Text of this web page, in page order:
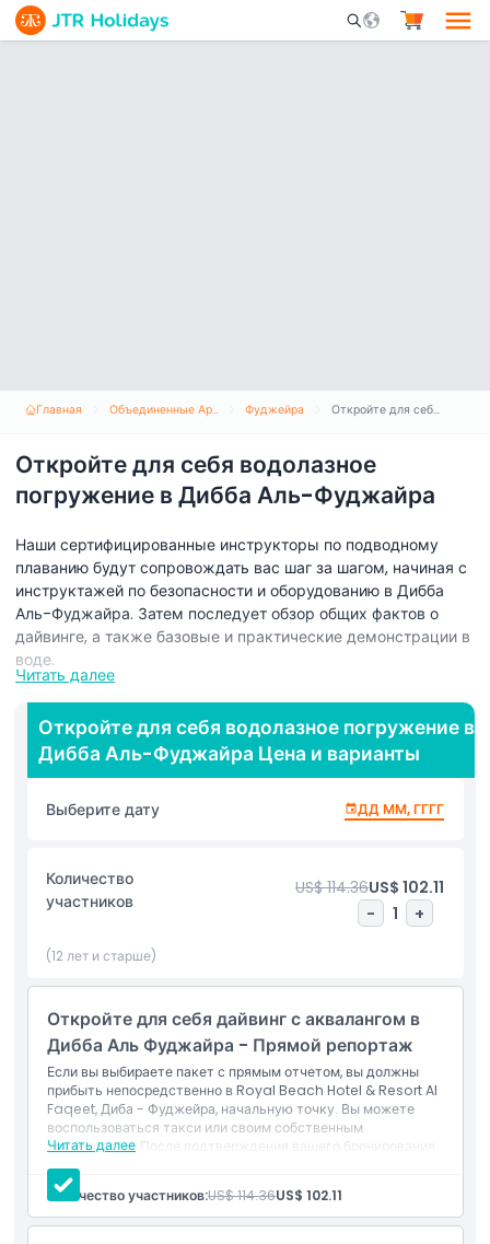
Mobile Search
Главная Объединенные Арабские Эмираты Фуджейра Откройте для себя водолазное погружение в Дибба Аль-Фуджайра
Откройте для себя водолазное
погружение в Дибба Аль-Фуджайра
Наши сертифицированные инструкторы по подводному
плаванию будут сопровождать вас шаг за шагом, начиная с
инструктажей по безопасности и оборудованию в Дибба
Аль-Фуджайра. Затем последует обзор общих фактов о
дайвинге, а также базовые и практические демонстрации в
воде.
По прибытии на место погружения вам предоставят
индивидуальные гидрокостюмы и дадут инструкции по их
надеванию. При входе в воду инструктор убедится, что
ваша маска надежно закреплена.
Когда все будет готово, вы вместе с инструктором
установления дыхательного ритма вы затем опуститесь
еще на несколько метров. Постепенное погружение
позволит вам привыкнуть к дыханию через регулятор и
ознакомиться с пребыванием под водой.
Ваш опытный инструктор возьмет вас за руку и проведет
по месту погружения во время вводного водолазного
погружения, как только вы дадите сигнал о готовности.
Здесь вы насладитесь погружением продолжительностью
до 45 минут на минимальную глубину 5 метров (15 футов) и
максимальную глубину 12 метров (40 футов).
Основные моменты
Читать далее
Откройте для себя водолазное погружение в
Дибба Аль-Фуджайра Цена и варианты
Выберите дату ДД ММ, ГГГГ
Количество
участников
US$ 114.36US$ 102.11
-
1 +
(12 лет и старше)
Откройте для себя дайвинг с аквалангом в
Дибба Аль Фуджайра - Прямой репортаж
Если вы выбираете пакет с прямым отчетом, вы должны
прибыть непосредственно в Royal Beach Hotel & Resort Al
Faqeet, Диба - Фуджейра, начальную точку. Вы можете
воспользоваться такси или своим собственным
транспортом. После подтверждения вашего бронирования
вы получите карту расположения и контактную
информацию.
Читать далее
Включено
Неограниченное количество безалкогольных напитков
Количество участников:US$ 114.36US$ 102.11